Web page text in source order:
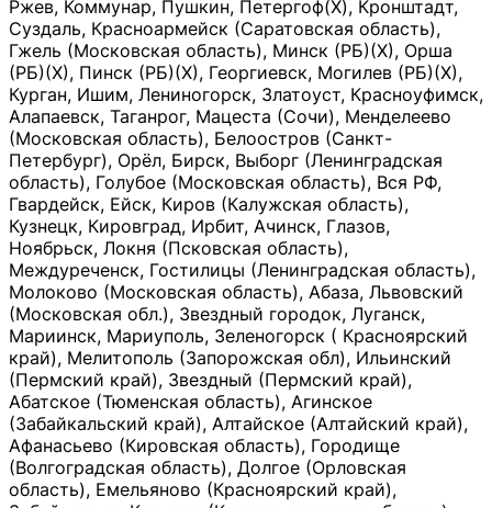
Ржев, Коммунар, Пушкин, Петергоф(Х), Кронштадт,
Суздаль, Красноармейск (Саратовская область),
Гжель (Московская область), Минск (РБ)(Х), Орша
(РБ)(Х), Пинск (РБ)(Х), Георгиевск, Могилев (РБ)(Х),
Курган, Ишим, Лениногорск, Златоуст, Красноуфимск,
Алапаевск, Таганрог, Мацеста (Сочи), Менделеево
(Московская область), Белоостров (Санкт-
Петербург), Орёл, Бирск, Выборг (Ленинградская
область), Голубое (Московская область), Вся РФ,
Гвардейск, Ейск, Киров (Калужская область),
Кузнецк, Кировград, Ирбит, Ачинск, Глазов,
Ноябрьск, Локня (Псковская область),
Междуреченск, Гостилицы (Ленинградская область),
Молоково (Московская область), Абаза, Львовский
(Московская обл.), Звездный городок, Луганск,
Мариинск, Мариуполь, Зеленогорск ( Красноярский
край), Мелитополь (Запорожская обл), Ильинский
(Пермский край), Звездный (Пермский край),
Абатское (Тюменская область), Агинское
(Забайкальский край), Алтайское (Алтайский край),
Афанасьево (Кировская область), Городище
(Волгоградская область), Долгое (Орловская
область), Емельяново (Красноярский край),